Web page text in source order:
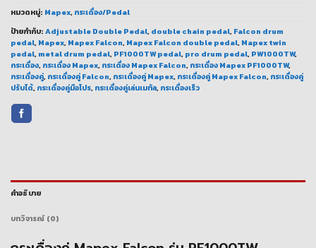
หมวดหมู่: Mapex, กระเดื่อง/Pedal
ป้ายกำกับ:Adjustable Double Pedal, double chain pedal, Falcon drum
pedal, Mapex, Mapex Falcon, Mapex Falcon double pedal, Mapex twin
pedal, metal drum pedal, PF1000TW pedal, pro drum pedal, PW1000TW,
กระเดื่อง, กระเดื่อง Mapex, กระเดื่อง Mapex Falcon, กระเดื่อง Mapex PF1000TW,
กระเดื่องคู่, กระเดื่องคู่ Falcon, กระเดื่องคู่ Mapex, กระเดื่องคู่ Mapex Falcon, กระเดื่องคู่
ปรับได้, กระเดื่องคู่มือโปร, กระเดื่องคู่เล่นเมทัล, กระเดื่องเร็ว
คำอธิบาย
บทวิจารณ์ (0)